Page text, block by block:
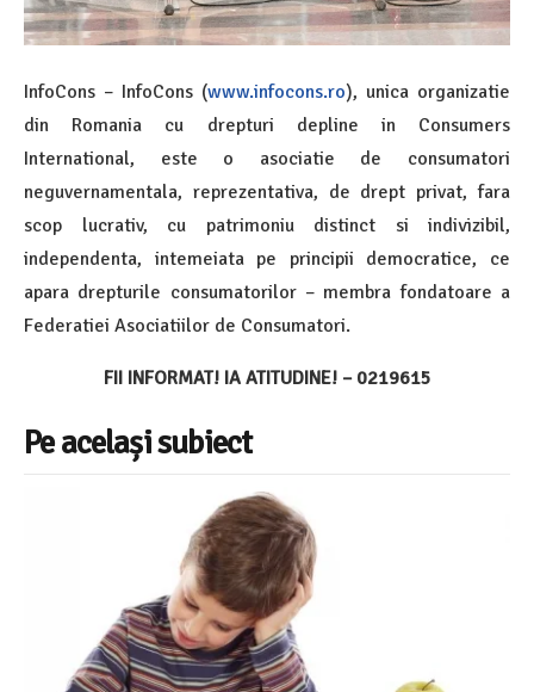
InfoCons – InfoCons (www.infocons.ro), unica organizatie
din Romania cu drepturi depline in Consumers
International, este o asociatie de consumatori
neguvernamentala, reprezentativa, de drept privat, fara
scop lucrativ, cu patrimoniu distinct si indivizibil,
independenta, intemeiata pe principii democratice, ce
apara drepturile consumatorilor – membra fondatoare a
Federatiei Asociatiilor de Consumatori.
FII INFORMAT! IA ATITUDINE! – 0219615
Pe același subiect